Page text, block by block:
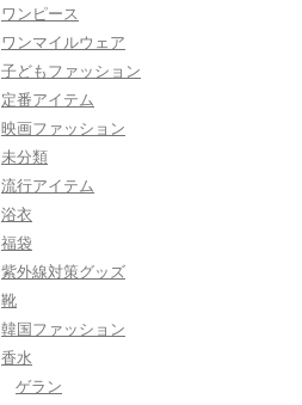
ワンピース
ワンマイルウェア
子どもファッション
定番アイテム
映画ファッション
未分類
流行アイテム
浴衣
福袋
紫外線対策グッズ
靴
韓国ファッション
香水
ゲラン